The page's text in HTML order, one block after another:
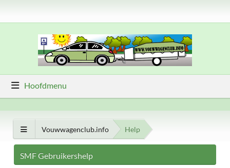
Hoofdmenu
Vouwwagenclub.info Help
SMF Gebruikershelp